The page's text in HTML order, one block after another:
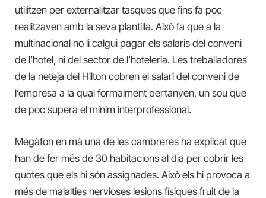
utilitzen per externalitzar tasques que fins fa poc
realitzaven amb la seva plantilla. Això fa que a la
multinacional no li calgui pagar els salaris del conveni
de l’hotel, ni del sector de l’hoteleria. Les treballadores
de la neteja del Hilton cobren el salari del conveni de
l’empresa a la qual formalment pertanyen, un sou que
de poc supera el mínim interprofessional.
Megàfon en mà una de les cambreres ha explicat que
han de fer més de 30 habitacions al dia per cobrir les
quotes que els hi són assignades. Això els hi provoca a
més de malalties nervioses lesions físiques fruit de la